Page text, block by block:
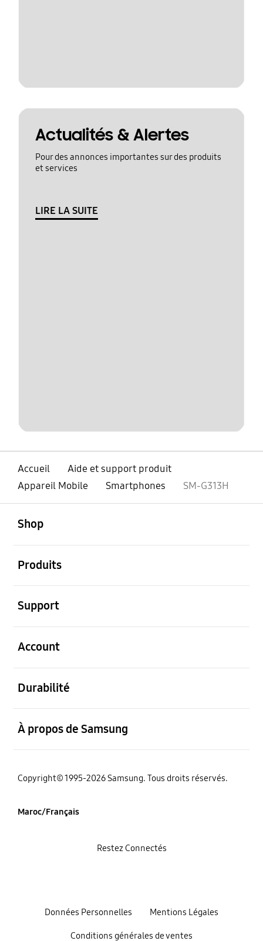
Actualités & Alertes
Pour des annonces importantes sur des produits
et services
LIRE LA SUITE
Accueil
Aide et support produit
Appareil Mobile
Smartphones SM-G313H
Shop
Produits
Support
Account
Durabilité
À propos de Samsung
Copyright© 1995-2026 Samsung. Tous droits réservés.
Maroc/Français
Données Personnelles Mentions Légales
Conditions générales de ventes
Restez Connectés